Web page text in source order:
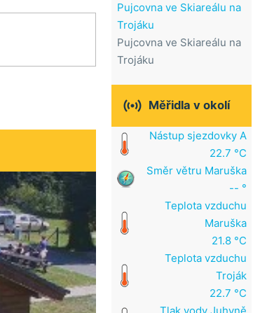
Pujcovna ve Skiareálu na
Trojáku
Pujcovna ve Skiareálu na
Trojáku
 Měřidla v okolí
Nástup sjezdovky A
22.7 °C
Směr větru Maruška
-- °
Teplota vzduchu
Maruška
21.8 °C
Teplota vzduchu
Troják
22.7 °C
Tlak vody Juhyně